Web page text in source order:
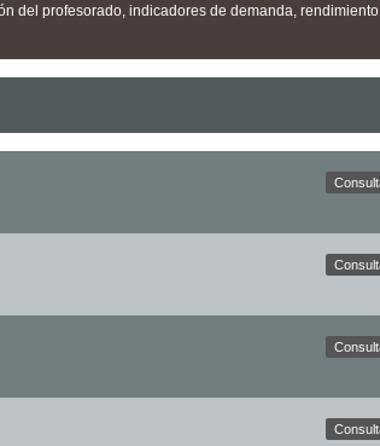
del profesorado, indicadores de demanda, rendimiento,